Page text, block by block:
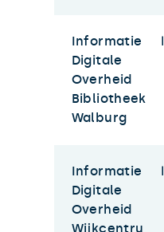
Informatie
Digitale
Overheid
Bibliotheek
Walburg
Informatie
Digitale
Overheid
Wijkcentru